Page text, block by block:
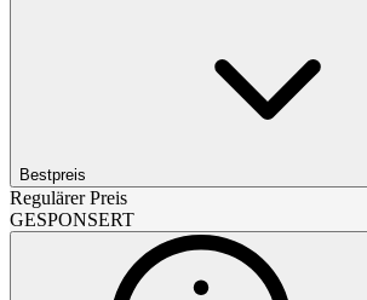
Bestpreis
Regulärer Preis
GESPONSERT